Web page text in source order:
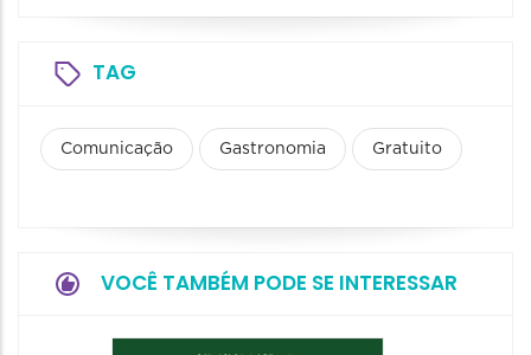
TAG
Comunicação Gastronomia Gratuito
VOCÊ TAMBÉM PODE SE INTERESSAR